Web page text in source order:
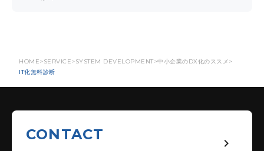
小さく始めるためのロードマップの提示まで行い
ます。
HOME SERVICE SYSTEM DEVELOPMENT 中小企業のDX化のススメ
IT化無料診断
CONTACT
keyboard_arrow_right